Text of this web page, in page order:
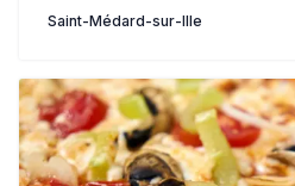
Saint-Médard-sur-Ille